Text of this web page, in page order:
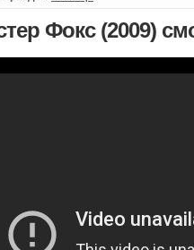
Фокс (2009)